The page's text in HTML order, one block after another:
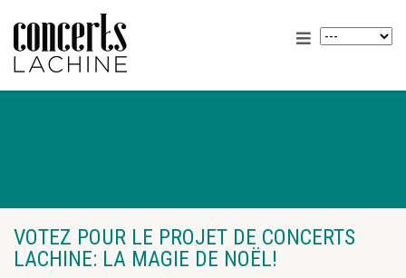
VOTEZ POUR LE PROJET DE CONCERTS
LACHINE: LA MAGIE DE NOËL!